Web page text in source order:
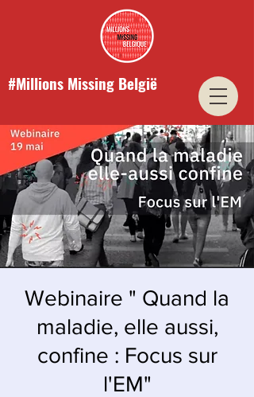
#Millions Missing België
Webinaire " Quand la
maladie, elle aussi,
confine : Focus sur
l'EM"